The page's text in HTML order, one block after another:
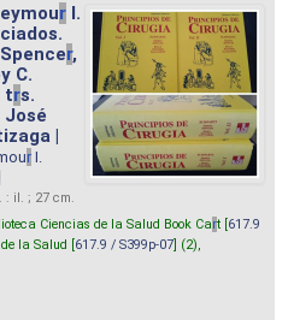
r I.
r,
C.
trs.
José
|
r I.
: il. ; 27 cm.
Ciencias de la Salud Book Cart [ 617.9
la Salud [ 617.9 / S399p-07 ] (2),